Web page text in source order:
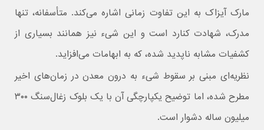
مارک آیزاک به این تفاوت زمانی اشاره می‌کند. متأسفانه، تنها
مدرک، شهادت کنارد است و این شیء نیز همانند بسیاری از
کشفیات مشابه ناپدید شده، که به ابهامات می‌افزاید.
نظریه‌ای مبنی بر سقوط شیء به درون معدن در زمان‌های اخیر
مطرح شده، اما توضیح یکپارچگی آن با یک بلوک زغال‌سنگ ۳۰۰
میلیون ساله دشوار است.